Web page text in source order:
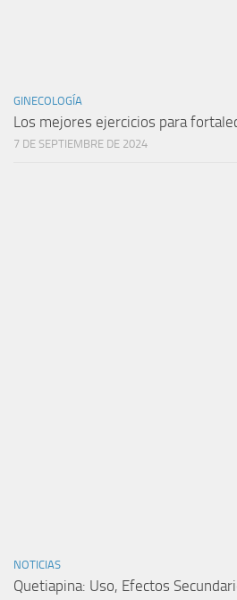
GINECOLOGÍA
Los mejores ejercicios para
7 DE SEPTIEMBRE DE 2024
NOTICIAS
Quetiapina: Uso, Efectos